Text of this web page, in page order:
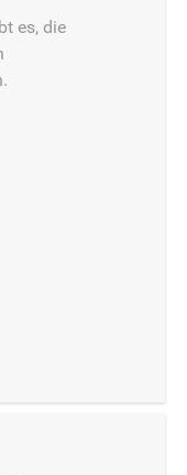
es, die